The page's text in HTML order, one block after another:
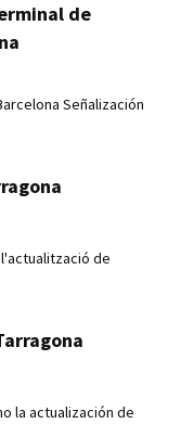
de
Señalización
de
la actualización de